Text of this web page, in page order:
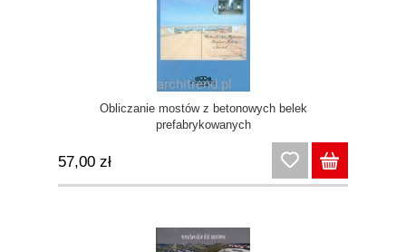
Obliczanie mostów z betonowych belek
prefabrykowanych
57,00 zł